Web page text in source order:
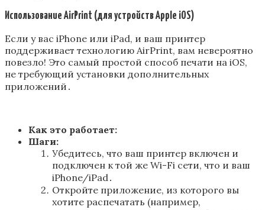
Использование AirPrint (для устройств Apple iOS)
Если у вас iPhone или iPad, и ваш принтер
поддерживает технологию AirPrint, вам невероятно
повезло! Это самый простой способ печати на iOS,
не требующий установки дополнительных
приложений․
Как это работает:
Шаги:
Убедитесь, что ваш принтер включен и
подключен к той же Wi-Fi сети, что и ваш
iPhone/iPad․
Откройте приложение, из которого вы
хотите распечатать (например,